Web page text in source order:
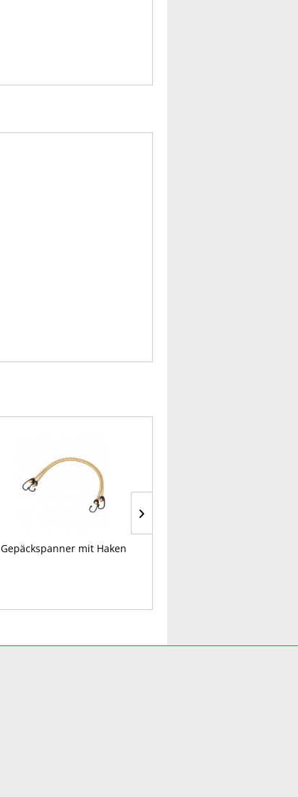
Gepäckspanner mit Haken